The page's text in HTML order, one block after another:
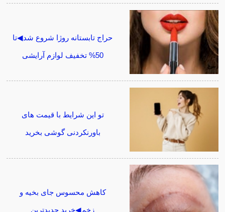
حراج تابستانه روژا شروع شد◀تا
50% تخفیف لوازم آرایشی
تو این شرایط با قیمت های
باورنکردنی گوشی بخرید
کاهش محسوس جای بخیه و
زخم◀خرید جدیدترین